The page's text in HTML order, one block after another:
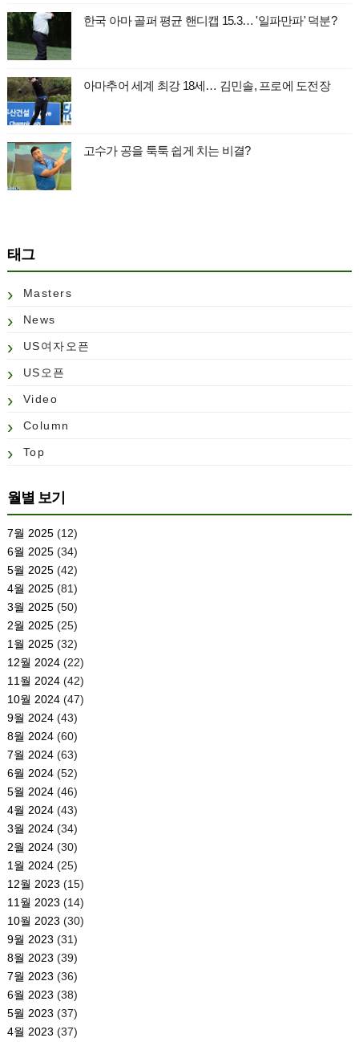
한국 아마 골퍼 평균 핸디캡 15.3… '일파만파' 덕분?
아마추어 세계 최강 18세… 김민솔, 프로에 도전장
고수가 공을 툭툭 쉽게 치는 비결?
태그
Masters
News
US여자오픈
US오픈
Video
Column
Top
월별 보기
7월 2025(12)
6월 2025(34)
5월 2025(42)
4월 2025(81)
3월 2025(50)
2월 2025(25)
1월 2025(32)
12월 2024(22)
11월 2024(42)
10월 2024(47)
9월 2024(43)
8월 2024(60)
7월 2024(63)
6월 2024(52)
5월 2024(46)
4월 2024(43)
3월 2024(34)
2월 2024(30)
1월 2024(25)
12월 2023 (15)
11월 2023 (14)
10월 2023 (30)
9월 2023 (31)
8월 2023 (39)
7월 2023 (36)
6월 2023 (38)
5월 2023 (37)
4월 2023 (37)